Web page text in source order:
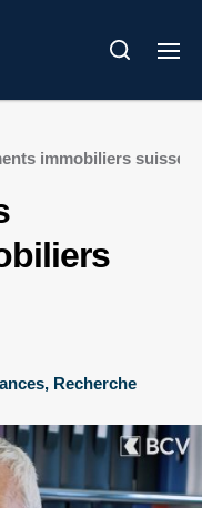
immobiliers suisses
, Recherche